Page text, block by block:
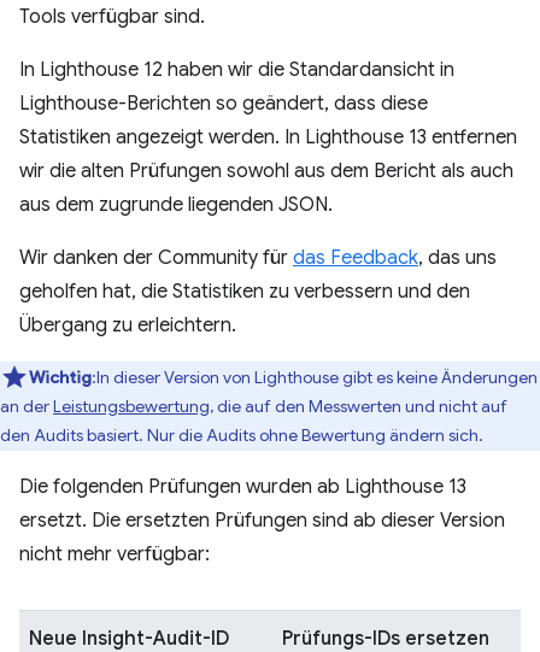
Tools verfügbar sind.
In Lighthouse 12 haben wir die Standardansicht in
Lighthouse-Berichten so geändert, dass diese
Statistiken angezeigt werden. In Lighthouse 13 entfernen
wir die alten Prüfungen sowohl aus dem Bericht als auch
aus dem zugrunde liegenden JSON.
Wir danken der Community für das Feedback, das uns
geholfen hat, die Statistiken zu verbessern und den
Übergang zu erleichtern.
Wichtig:In dieser Version von Lighthouse gibt es keine Änderungen
an derLeistungsbewertung, die auf den Messwerten und nicht auf
den Audits basiert. Nur die Audits ohne Bewertung ändern sich.
Die folgenden Prüfungen wurden ab Lighthouse 13
ersetzt. Die ersetzten Prüfungen sind ab dieser Version
nicht mehr verfügbar:
Neue Insight-Audit-ID Prüfungs-IDs ersetzen